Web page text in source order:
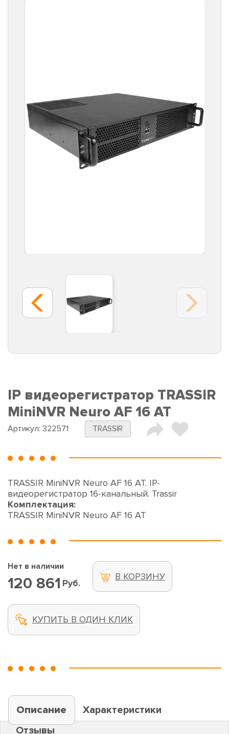
IP видеорегистратор TRASSIR
MiniNVR Neuro AF 16 AT
Артикул: 322571 TRASSIR
TRASSIR MiniNVR Neuro AF 16 AT. IP-
видеорегистратор 16-канальный. Trassir
Комплектация:
TRASSIR MiniNVR Neuro AF 16 AT
Нет в наличии
120 861 Руб.
В КОРЗИНУ
КУПИТЬ В ОДИН КЛИК
Описание
Характеристики
Отзывы